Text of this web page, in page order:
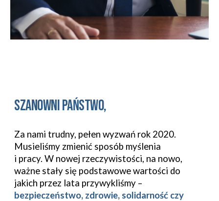
Szanowni Państwo,
Za nami trudny, pełen wyzwań rok 2020.
Musieliśmy zmienić sposób myślenia
i pracy. W nowej rzeczywistości, na nowo,
ważne stały się podstawowe wartości do
bezpieczeństwo, zdrowie, solidarność czy